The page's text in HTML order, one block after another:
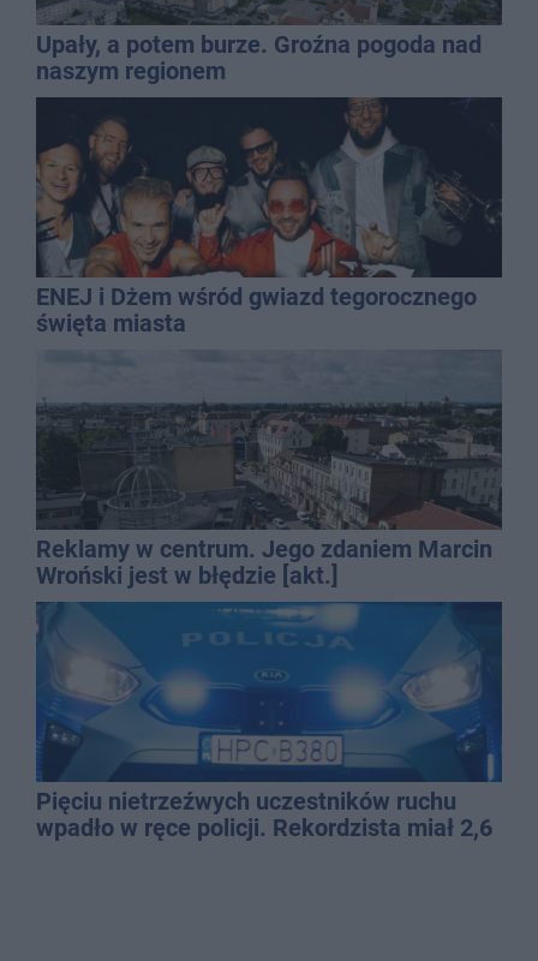
Upały, a potem burze. Groźna pogoda nad
naszym regionem
ENEJ i Dżem wśród gwiazd tegorocznego
święta miasta
Reklamy w centrum. Jego zdaniem Marcin
Wroński jest w błędzie [akt.]
Pięciu nietrzeźwych uczestników ruchu
wpadło w ręce policji. Rekordzista miał 2,6